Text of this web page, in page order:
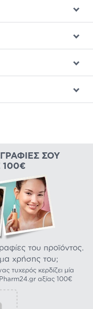
ΣΟΥ
100€
του προϊόντος.
χρήσης του;
τυχερός κερδίζει μία
αξίας 100€